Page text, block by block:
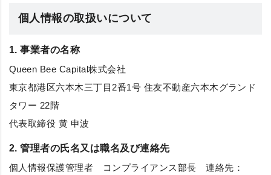
個人情報の取扱いについて
1. 事業者の名称
Queen Bee Capital株式会社
東京都港区六本木三丁目2番1号 住友不動産六本木グランド
タワー 22階
代表取締役 黄 申波
2. 管理者の氏名又は職名及び連絡先
個人情報保護管理者 コンプライアンス部長 連絡先：